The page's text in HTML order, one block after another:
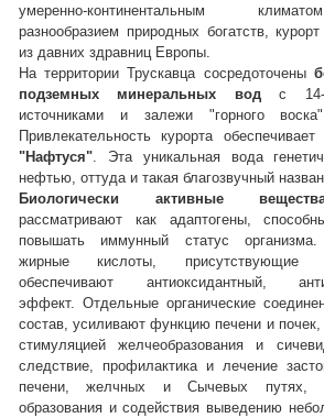
умеренно-континентальным
разнообразием природных богатств,
из давних здравниц Европы.
На территории Трускавца сосредоточены
подземных минеральных водс 14-ю
источниками и залежи "горного
Привлекательность курорта обеспечивает
"Нафтуся". Эта уникальная вода
нефтью, оттуда и такая благозвучный
Биологически активные
рассматривают как адаптогены,
повышать иммунный статус
жирные кислоты,
обеспечивают антиоксидантный,
эффект. Отдельные органические
состав, усиливают функцию печени и почек,
стимуляцией желчеобразования и
следствие, профилактика и лечение
печени, желчных и Сычевых путях,
образования и содействия выведению